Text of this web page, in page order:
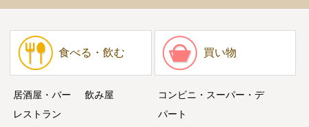
食べる・飲む
居酒屋・バー
飲み屋
レストラン
買い物
コンビニ・スーパー・デ
パート